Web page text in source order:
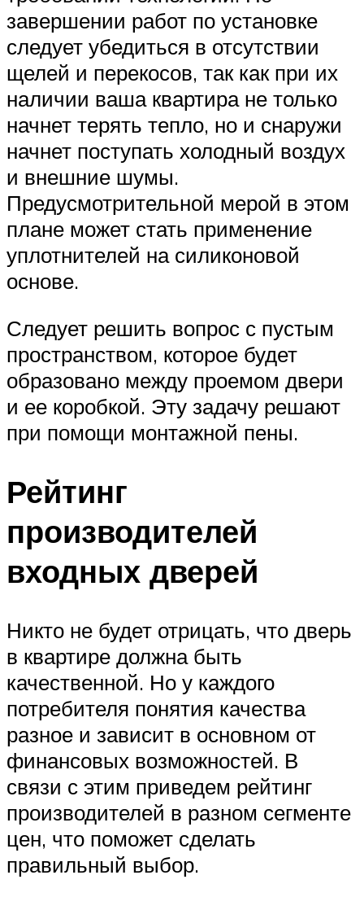
завершении работ по установке
следует убедиться в отсутствии
щелей и перекосов, так как при их
наличии ваша квартира не только
начнет терять тепло, но и снаружи
начнет поступать холодный воздух
и внешние шумы.
Предусмотрительной мерой в этом
плане может стать применение
уплотнителей на силиконовой
основе.
Следует решить вопрос с пустым
пространством, которое будет
образовано между проемом двери
и ее коробкой. Эту задачу решают
при помощи монтажной пены.
Рейтинг
производителей
входных дверей
Никто не будет отрицать, что дверь
в квартире должна быть
качественной. Но у каждого
потребителя понятия качества
разное и зависит в основном от
финансовых возможностей. В
связи с этим приведем рейтинг
производителей в разном сегменте
цен, что поможет сделать
правильный выбор.